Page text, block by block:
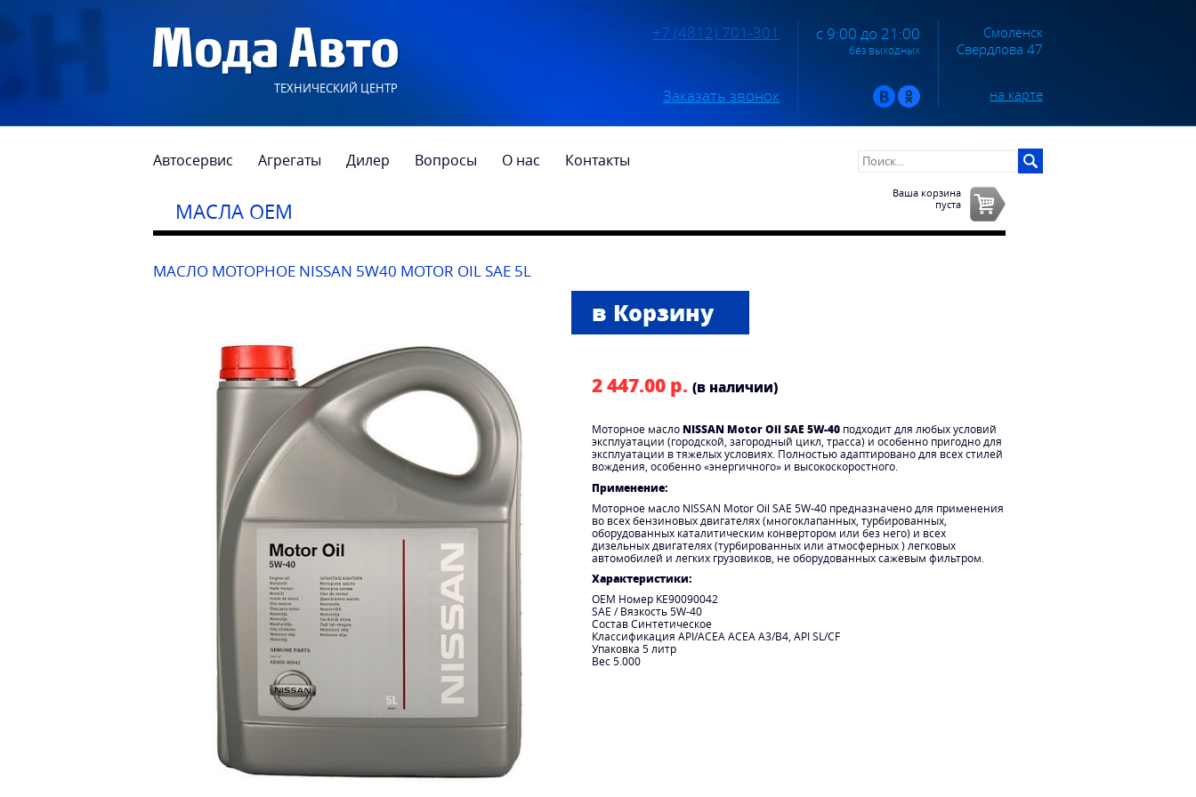
ТЕХНИЧЕСКИЙ ЦЕНТР
+7 (4812) 701-301
Заказать звонок
с 9:00 до 21:00
без выходных
Смоленск
Свердлова 47
на карте
Автосервис Агрегаты Дилер Вопросы О нас Контакты
МАСЛА OEM
Ваша корзина
пуста
МАСЛО МОТОРНОЕ NISSAN 5W40 MOTOR OIL SAE 5L
2 447.00 р. (в наличии)
Моторное масло NISSAN Motor Oil SAE 5W-40 подходит для любых условий
эксплуатации (городской, загородный цикл, трасса) и особенно пригодно для
эксплуатации в тяжелых условиях. Полностью адаптировано для всех стилей
вождения, особенно «энергичного» и высокоскоростного.
Применение:
Моторное масло NISSAN Motor Oil SAE 5W-40 предназначено для применения
во всех бензиновых двигателях (многоклапанных, турбированных,
оборудованных каталитическим конвертором или без него) и всех
дизельных двигателях (турбированных или атмосферных ) легковых
автомобилей и легких грузовиков, не оборудованных сажевым фильтром.
Характеристики:
OEM Номер KE90090042
SAE / Вязкость 5W-40
Состав Синтетическое
Классификация API/ACEA ACEA A3/B4, API SL/CF
Упаковка 5 литр
Вес 5.000